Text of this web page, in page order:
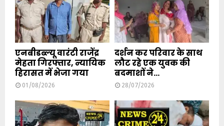
एनबीडब्ल्यू वारंटी राजेंद्र
मेहता गिरफ्तार, न्यायिक
हिरासत में भेजा गया
01/08/2026
दर्शन कर परिवार के साथ
लौट रहे एक युवक की
बदमाशों ने...
28/07/2026